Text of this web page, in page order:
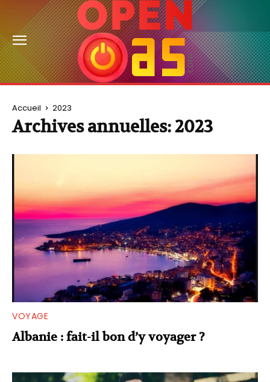
Accueil 2023
Archives annuelles: 2023
VOYAGE
Albanie : fait-il bon d’y voyager ?